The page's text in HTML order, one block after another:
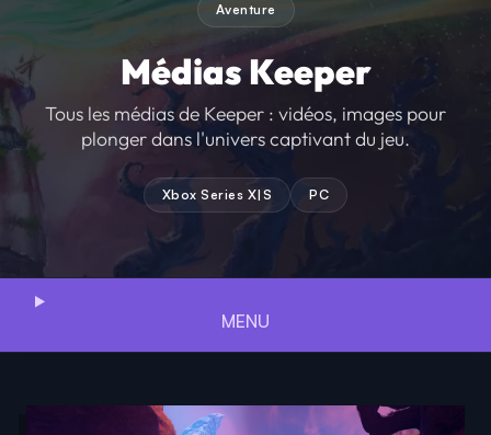
Aventure
Médias Keeper
Tous les médias de Keeper : vidéos, images pour
plonger dans l'univers captivant du jeu.
Xbox Series X|S PC
MENU